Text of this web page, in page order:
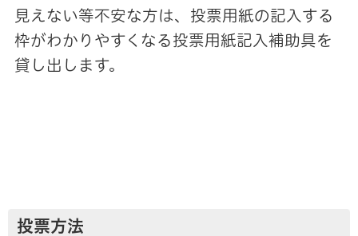
見えない等不安な方は、投票用紙の記入する
枠がわかりやすくなる投票用紙記入補助具を
貸し出します。
投票方法